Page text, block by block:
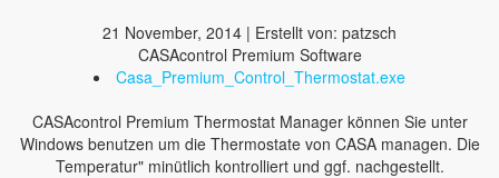
21 November, 2014 | Erstellt von: patzsch
CASAcontrol Premium Software
Casa_Premium_Control_Thermostat.exe
CASAcontrol Premium Thermostat Manager können Sie unter
Windows benutzen um die Thermostate von CASA managen. Die
Temperatur" minütlich kontrolliert und ggf. nachgestellt.